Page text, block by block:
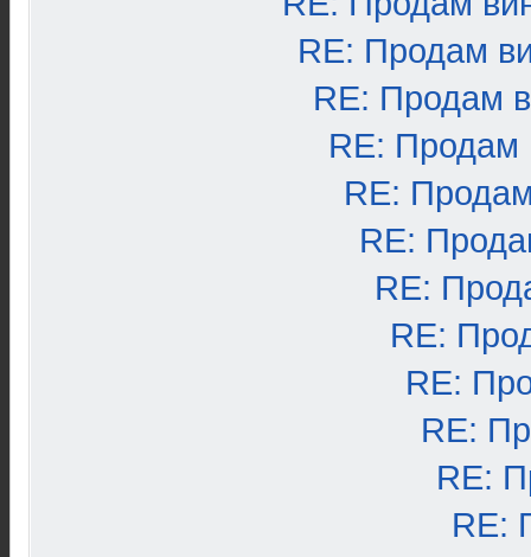
RE: Продам
RE: Продам
RE: Продам
RE:
RE:
RE:
RE:
RE:
RE:
RE:
RE: